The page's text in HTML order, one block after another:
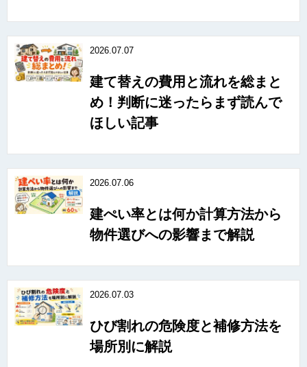
2026.07.07
建て替えの費用と流れを総まと
め！判断に迷ったらまず読んで
ほしい記事
2026.07.06
建ぺい率とは何か計算方法から
物件選びへの影響まで解説
2026.07.03
ひび割れの危険度と補修方法を
場所別に解説